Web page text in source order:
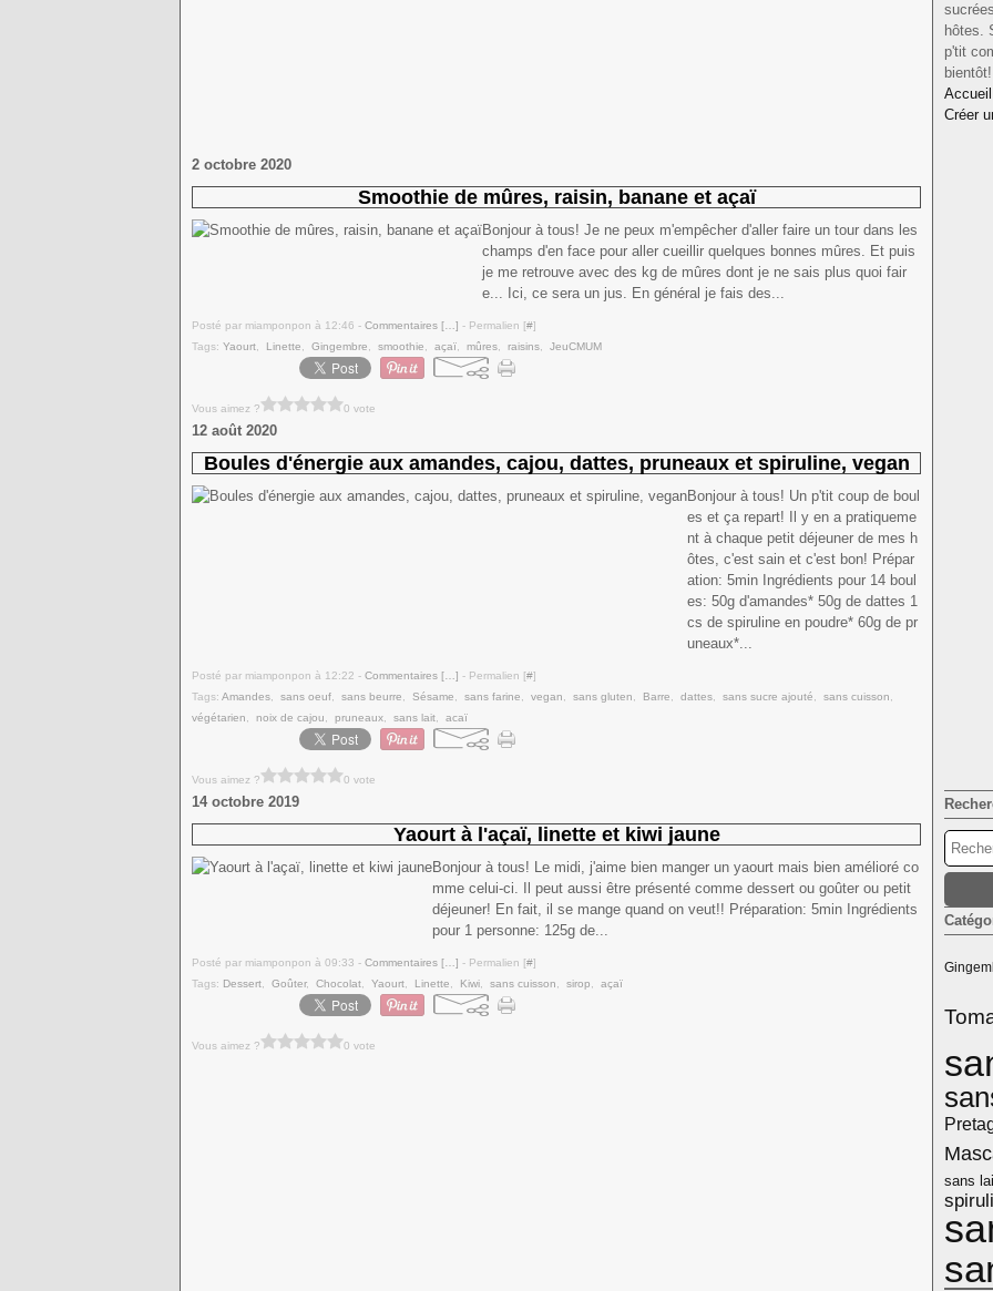
2 octobre 2020
Smoothie de mûres, raisin, banane et açaï
Bonjour à tous! Je ne peux m'empêcher d'aller faire un tour dans les
champs d'en face pour aller cueillir quelques bonnes mûres. Et puis
je me retrouve avec des kg de mûres dont je ne sais plus quoi fair
e... Ici, ce sera un jus. En général je fais des...
Posté par miamponpon à 12:46 - Commentaires [ ] - Permalien [#]
Tags: Yaourt Linette Gingembre smoothie açaï mûres raisins JeuCMUM
Vous aimez ? 0 vote
12 août 2020
Boules d'énergie aux amandes, cajou, dattes, pruneaux et spiruline, vegan
Bonjour à tous! Un p'tit coup de boul
es et ça repart! Il y en a pratiqueme
nt à chaque petit déjeuner de mes h
ôtes, c'est sain et c'est bon! Prépar
ation: 5min Ingrédients pour 14 boul
es: 50g d'amandes* 50g de dattes 1
cs de spiruline en poudre* 60g de pr
uneaux*...
Posté par miamponpon à 12:22 - Commentaires [ ] - Permalien [#]
Tags: Amandes sans oeuf sans beurre Sésame sans farine vegan sans gluten Barre dattes sans sucre ajouté sans cuisson
végétarien
noix de cajou pruneaux sans lait acaï
Vous aimez ? 0 vote
14 octobre 2019
Yaourt à l'açaï, linette et kiwi jaune
Bonjour à tous! Le midi, j'aime bien manger un yaourt mais bien amélioré co
mme celui-ci. Il peut aussi être présenté comme dessert ou goûter ou petit
déjeuner! En fait, il se mange quand on veut!! Préparation: 5min Ingrédients
pour 1 personne: 125g de...
Posté par miamponpon à 09:33 - Commentaires [ ] - Permalien [#]
Tags: Dessert Goûter, Chocolat Yaourt Linette Kiwi sans cuisson sirop açaï
Vous aimez ? 0 vote
hôtes.
p'tit
Créer
sans